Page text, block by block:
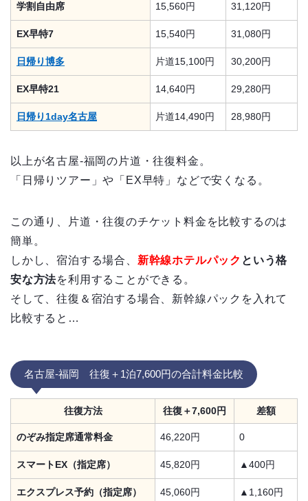
学割自由席 15,560円 31,120円
EX早特7 15,540円 31,080円
日帰り博多 片道15,100円 30,200円
EX早特21 14,640円 29,280円
日帰り1day名古屋 片道14,490円 28,980円
以上が名古屋‐福岡の片道・往復料金。
「日帰りツアー」や「EX早特」などで安くなる。
この通り、片道・往復のチケット料金を比較するのは
簡単。
しかし、宿泊する場合、 新幹線ホテルパック という格
安な方法を利用することができる。
そして、往復＆宿泊する場合、新幹線パックを入れて
比較すると…
名古屋‐福岡 往復＋1泊7,600円の合計料金比較
往復方法 往復＋7,600円 差額
のぞみ指定席通常料金 46,220円 0
スマートEX（指定席） 45,820円 ▲400円
エクスプレス予約（指定席） 45,060円 ▲1,160円